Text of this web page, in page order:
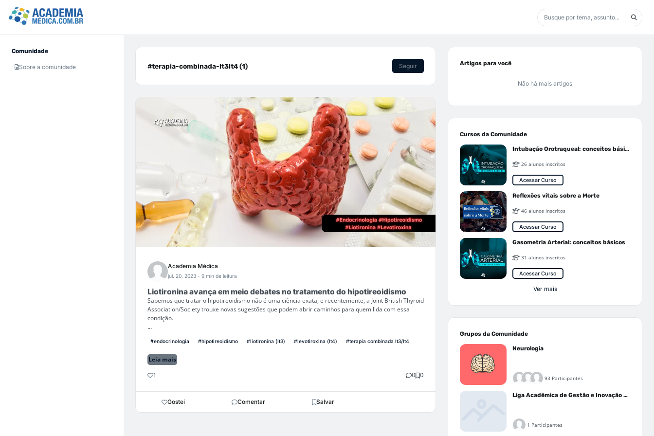
Comunidade
Sobre a comunidade #terapia-combinada-lt3lt4 (1) Seguir
Academia Médica
jul. 20, 2023 - 9 min de leitura
Liotironina avança em meio debates no tratamento do hipotireoidismo
Sabemos que tratar o hipotireoidismo não é uma ciência exata, e recentemente, a Joint British Thyroid
Association/Society trouxe novas sugestões que podem abrir caminhos para quem lida com essa
condição.
...
#endocrinologia #hipotireoidismo #liotironina (lt3) #levotiroxina (lt4) #terapia combinada lt3/lt4
Leia mais
1 0 0
Gostei Comentar Salvar
Artigos para você
Não há mais artigos
Cursos da Comunidade
Intubação Orotraqueal: conceitos básicos
26 alunos inscritos
Acessar Curso
Reflexões vitais sobre a Morte
46 alunos inscritos
Acessar Curso
Gasometria Arterial: conceitos básicos
31 alunos inscritos
Acessar Curso
Ver mais
Grupos da Comunidade
Neurologia
93 Participantes
Liga Acadêmica de Gestão e Inovação Médica - LAGIM
1 Participantes